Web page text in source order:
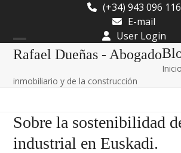
content
(+34) 943 096 116
E-mail
User Login
Rafael Dueñas - Abogado
Open
Close
Inicio
inmobiliario y de la construcción
Sobre la sostenibilidad
industrial en Euskadi.